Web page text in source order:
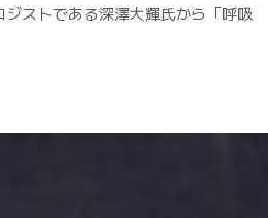
ストである深澤大輝氏から「呼吸